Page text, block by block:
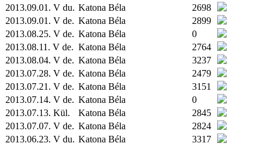
2013.09.01. V du. Katona Béla
2698
2013.09.01. V de. Katona Béla
2899
2013.08.25. V de. Katona Béla
0
2013.08.11. V de. Katona Béla
2764
2013.08.04. V de. Katona Béla
3237
2013.07.28. V de. Katona Béla
2479
2013.07.21. V de. Katona Béla
3151
2013.07.14. V de. Katona Béla
0
2013.07.13. Kül. Katona Béla
2845
2013.07.07. V de. Katona Béla
2824
2013.06.23. V du. Katona Béla
3317